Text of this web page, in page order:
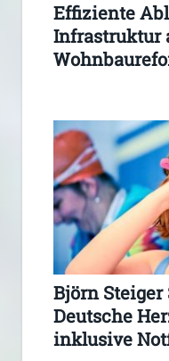
Effiziente
Infrastruktur
Björn
Deutsche
inklusive